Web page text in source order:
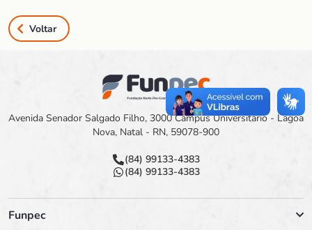
Voltar
Avenida Senador Salgado Filho, 3000 Campus Universitário - Lagoa
Nova, Natal - RN, 59078-900
(84) 99133-4383
(84) 99133-4383
Funpec